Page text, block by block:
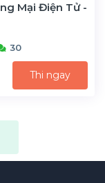
Mại Điện Tử -
30
Thi ngay